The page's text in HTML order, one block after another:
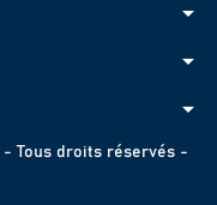
arrow_drop_down
arrow_drop_down
arrow_drop_down
- Tous droits réservés -